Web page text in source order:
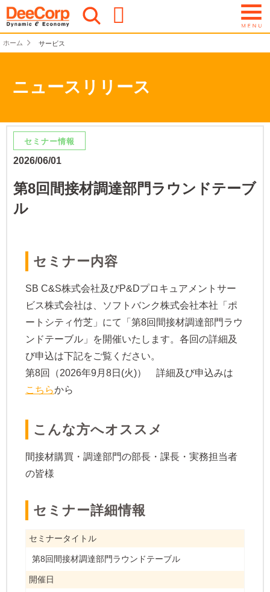
ホーム サービス
ニュースリリース
セミナー情報
2026/06/01
第8回間接材調達部門ラウンドテーブ
ル
​セミナー内容
SB C&S株式会社及びP&Dプロキュアメントサー
ビス株式会社は、ソフトバンク株式会社本社「ポ
ートシティ竹芝」にて「第8回間接材調達部門ラウ
ンドテーブル」を開催いたします。各回の詳細及
び申込は下記をご覧ください。
第8回（2026年9月8日(火)） 詳細及び申込みは
こちらから
​こんな方へオススメ
間接材購買・調達部門の部長・課長・実務担当者
の皆様
​​セミナー詳細情報
セミナータイトル
第8回間接材調達部門ラウンドテーブル
開催日